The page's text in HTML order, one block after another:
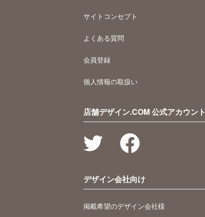
サイトコンセプト
よくある質問
会員登録
個人情報の取扱い
店舗デザイン.COM 公式アカウント
デザイン会社向け
掲載希望のデザイン会社様